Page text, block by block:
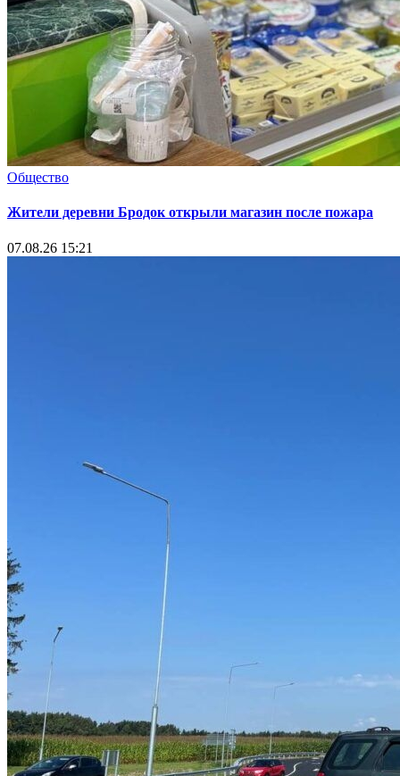
Общество
Жители деревни Бродок открыли магазин после пожара
07.08.26 15:21